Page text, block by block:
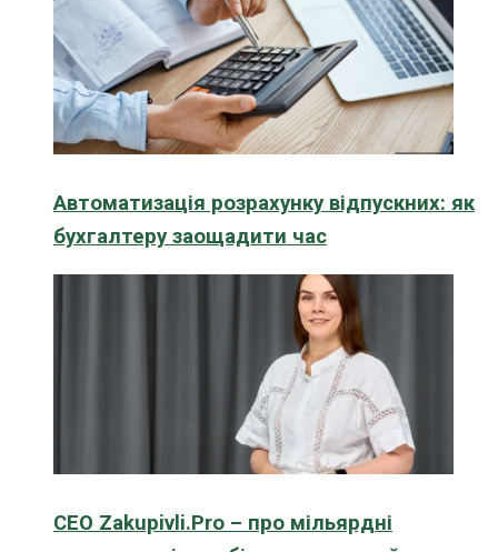
Автоматизація розрахунку відпускних: як
бухгалтеру заощадити час
CEO Zakupivli.Pro – про мільярдні